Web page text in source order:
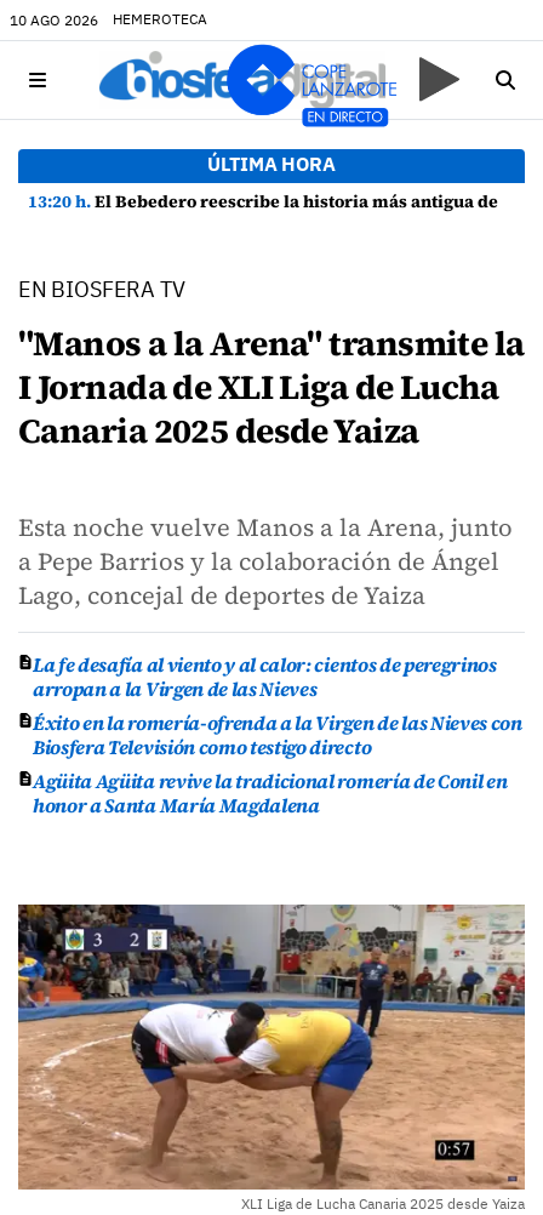
10 AGO 2026 HEMEROTECA
ÚLTIMA HORA
13:20 h.El Bebedero reescribe la historia más antigua de Lanzarote con nuevos hallazgos arqueológicos
EN BIOSFERA TV
"Manos a la Arena" transmite la
I Jornada de XLI Liga de Lucha
Canaria 2025 desde Yaiza
Esta noche vuelve Manos a la Arena, junto
a Pepe Barrios y la colaboración de Ángel
Lago, concejal de deportes de Yaiza
La fe desafía al viento y al calor: cientos de peregrinos
arropan a la Virgen de las Nieves
Éxito en la romería-ofrenda a la Virgen de las Nieves con
Biosfera Televisión como testigo directo
Agüita Agüita revive la tradicional romería de Conil en
honor a Santa María Magdalena
XLI Liga de Lucha Canaria 2025 desde Yaiza